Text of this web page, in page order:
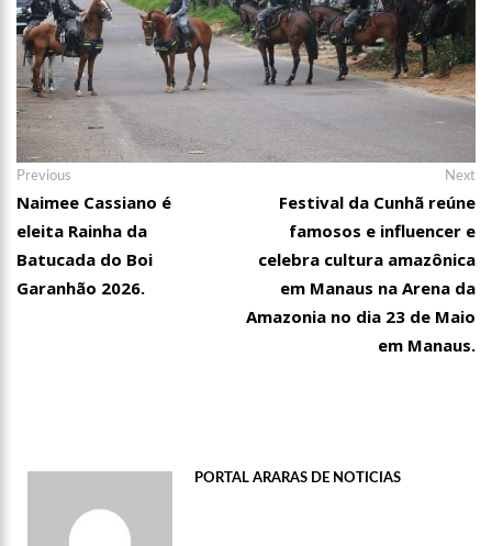
Navegação
de
Post
Previous
post:
Naimee Cassiano é
eleita Rainha da
Batucada do Boi
Garanhão 2026.
Next
Festival da Cunhã reúne
famosos e influencer e
celebra cultura amazônica
em Manaus na Arena da
Amazonia no dia 23 de Maio
em Manaus.
PORTAL ARARAS DE NOTICIAS